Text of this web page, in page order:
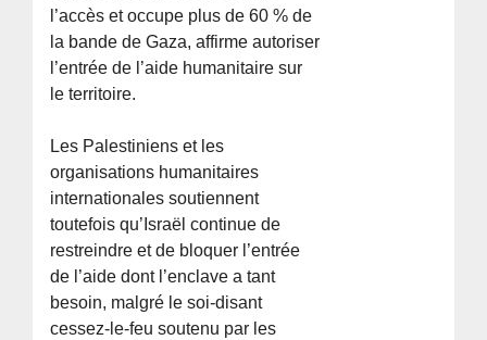
l’accès et occupe plus de 60 % de
la bande de Gaza, affirme autoriser
l’entrée de l’aide humanitaire sur
le territoire.
Les Palestiniens et les
organisations humanitaires
internationales soutiennent
toutefois qu’Israël continue de
restreindre et de bloquer l’entrée
de l’aide dont l’enclave a tant
besoin, malgré le soi-disant
cessez-le-feu soutenu par les